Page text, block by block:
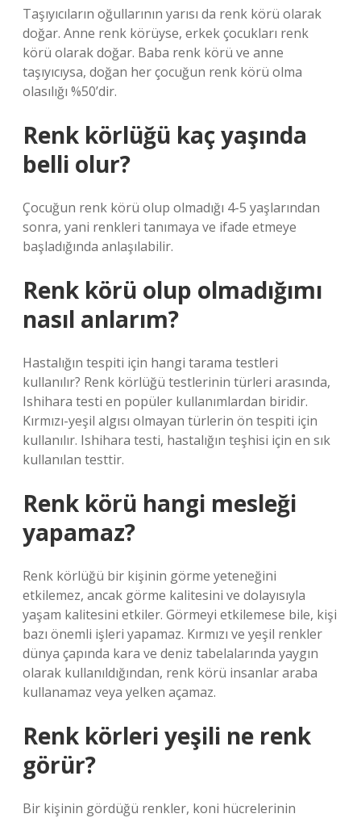
Taşıyıcıların oğullarının yarısı da renk körü olarak
doğar. Anne renk körüyse, erkek çocukları renk
körü olarak doğar. Baba renk körü ve anne
taşıyıcıysa, doğan her çocuğun renk körü olma
olasılığı %50’dir.
Renk körlüğü kaç yaşında
belli olur?
Çocuğun renk körü olup olmadığı 4-5 yaşlarından
sonra, yani renkleri tanımaya ve ifade etmeye
başladığında anlaşılabilir.
Renk körü olup olmadığımı
nasıl anlarım?
Hastalığın tespiti için hangi tarama testleri
kullanılır? Renk körlüğü testlerinin türleri arasında,
Ishihara testi en popüler kullanımlardan biridir.
Kırmızı-yeşil algısı olmayan türlerin ön tespiti için
kullanılır. Ishihara testi, hastalığın teşhisi için en sık
kullanılan testtir.
Renk körü hangi mesleği
yapamaz?
Renk körlüğü bir kişinin görme yeteneğini
etkilemez, ancak görme kalitesini ve dolayısıyla
yaşam kalitesini etkiler. Görmeyi etkilemese bile, kişi
bazı önemli işleri yapamaz. Kırmızı ve yeşil renkler
dünya çapında kara ve deniz tabelalarında yaygın
olarak kullanıldığından, renk körü insanlar araba
kullanamaz veya yelken açamaz.
Renk körleri yeşili ne renk
görür?
Bir kişinin gördüğü renkler, koni hücrelerinin